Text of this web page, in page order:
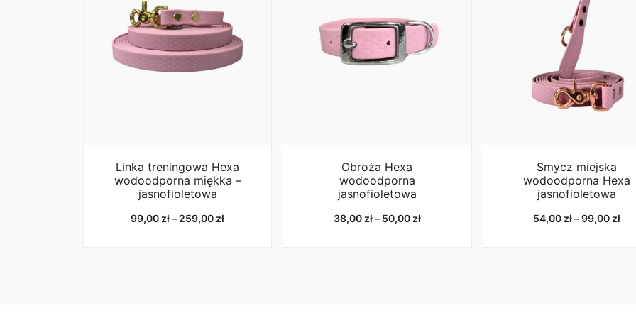
16mm – obciążenie
20mm – obciążenie
25mm – obciążenie
Co oznacza wartość
Wartość określa moment,
testujące nie jest
niż produkty odlewane
robocze (DOR) można
potrzebujesz
obciążenia zrywającego
Informacje pochodzą ze
Linka treningowa Hexa
wodoodporna miękka –
jasnofioletowa
99,00zł–259,00złZakres
Obroża Hexa
wodoodporna
jasnofioletowa
38,00zł– 50,00złZakres
Smycz miejska
wodoodporna Hexa
jasnofioletowa
54,00zł–99,00zł